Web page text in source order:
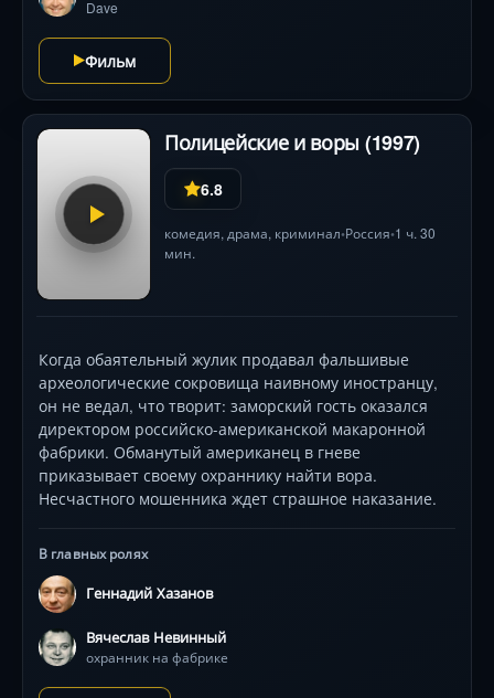
Dave
Фильм
Полицейские и воры (1997)
6.8
комедия, драма, криминал•Россия•1 ч. 30
мин.
Когда обаятельный жулик продавал фальшивые
археологические сокровища наивному иностранцу,
он не ведал, что творит: заморский гость оказался
директором российско-американской макаронной
фабрики. Обманутый американец в гневе
приказывает своему охраннику найти вора.
Несчастного мошенника ждет страшное наказание.
В главных ролях
Геннадий Хазанов
Вячеслав Невинный
охранник на фабрике